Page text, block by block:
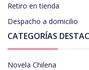
Retiro en tienda
Despacho a domicilio
CATEGORÍAS
Novela Chilena